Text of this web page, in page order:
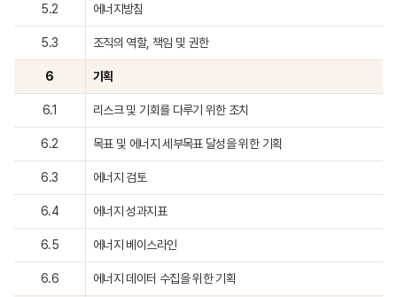
5.2 에너지방침
5.3 조직의 역할, 책임 및 권한
6 기획
6.1 리스크 및 기회를 다루기 위한 조치
6.2 목표 및 에너지 세부목표 달성을 위한 기획
6.3 에너지 검토
6.4 에너지 성과지표
6.5 에너지 베이스라인
6.6 에너지 데이터 수집을 위한 기획